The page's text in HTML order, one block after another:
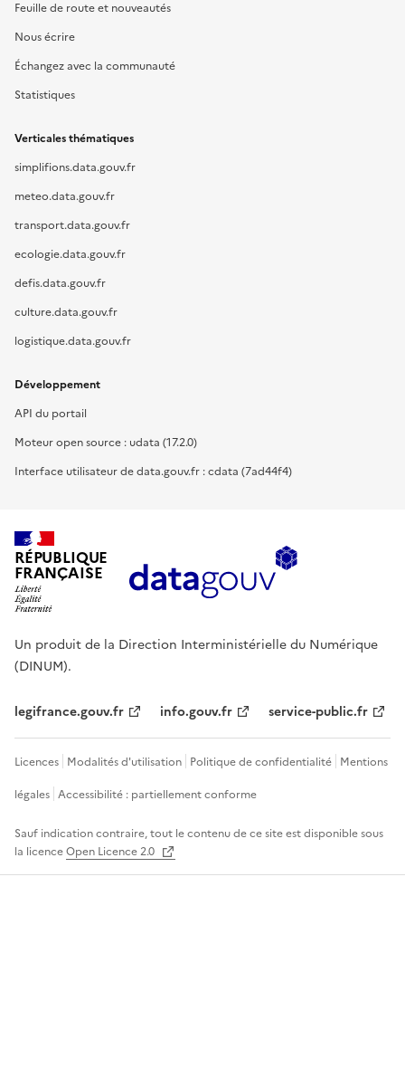
Feuille de route et nouveautés
Nous écrire
Échangez avec la communauté
Statistiques
Verticales thématiques
simplifions.data.gouv.fr
meteo.data.gouv.fr
transport.data.gouv.fr
ecologie.data.gouv.fr
defis.data.gouv.fr
culture.data.gouv.fr
logistique.data.gouv.fr
Développement
API du portail
Moteur open source : udata (17.2.0)
Interface utilisateur de data.gouv.fr : cdata (7ad44f4)
RÉPUBLIQUE
FRANÇAISE
Un produit de la Direction Interministérielle du Numérique
(DINUM).
legifrance.gouv.fr info.gouv.fr service-public.fr
Licences Modalités d'utilisation Politique de confidentialité Mentions
légales Accessibilité : partiellement conforme
Sauf indication contraire, tout le contenu de ce site est disponible sous
la licenceOpen Licence 2.0